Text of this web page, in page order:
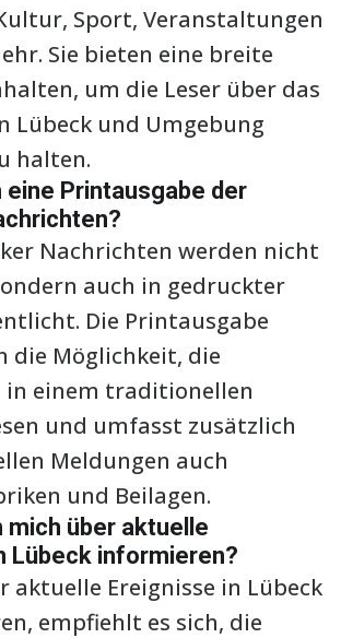
Sport, Veranstaltungen
Sie bieten eine breite
um die Leser über das
Lübeck und Umgebung
halten.
eine Printausgabe der
Nachrichten werden nicht
auch in gedruckter
Die Printausgabe
die Möglichkeit, die
in einem traditionellen
und umfasst zusätzlich
Meldungen auch
und Beilagen.
mich über aktuelle
Lübeck informieren?
aktuelle Ereignisse in Lübeck
empfiehlt es sich, die